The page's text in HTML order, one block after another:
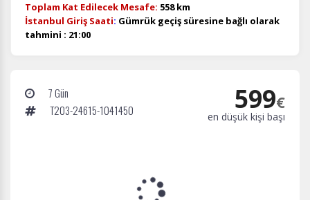
Toplam Kat Edilecek Mesafe: 558 km
İstanbul Giriş Saati: Gümrük geçiş süresine bağlı olarak
tahmini : 21:00
7 Gün
T203-24615-1041450
599€
en düşük kişi başı